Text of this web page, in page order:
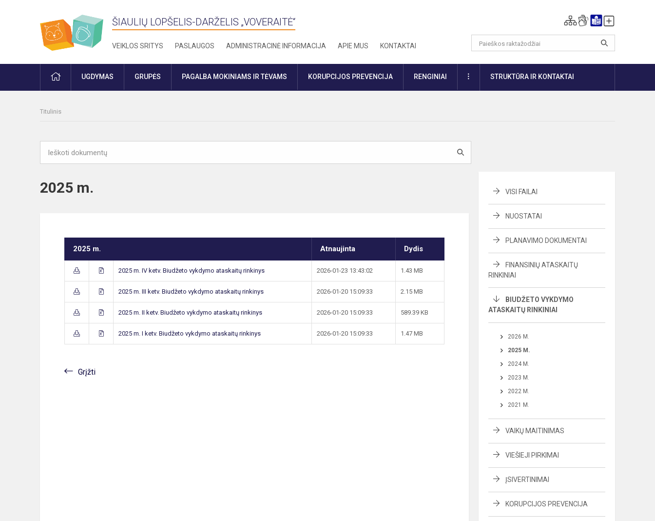
ŠIAULIŲ LOPŠELIS-DARŽELIS „VOVERAITĖ“
VEIKLOS SRITYS PASLAUGOS ADMINISTRACINĖ INFORMACIJA APIE MUS KONTAKTAI
PRADŽIAUGDYMAS GRUPĖS PAGALBA MOKINIAMS IR TĖVAMS KORUPCIJOS PREVENCIJA RENGINIAI DAUGIAUSTRUKTŪRA IR KONTAKTAI
Titulinis
2025 m.
2025 m. Atnaujinta Dydis
2025 m. IV ketv. Biudžeto vykdymo ataskaitų rinkinys 2026-01-23 13:43:02 1.43 MB
2025 m. III ketv. Biudžeto vykdymo ataskaitų rinkinys 2026-01-20 15:09:33 2.15 MB
2025 m. II ketv. Biudžeto vykdymo ataskaitų rinkinys 2026-01-20 15:09:33 589.39 KB
2025 m. I ketv. Biudžeto vykdymo ataskaitų rinkinys 2026-01-20 15:09:33 1.47 MB
Grįžti
VISI FAILAI
NUOSTATAI
PLANAVIMO DOKUMENTAI
FINANSINIŲ ATASKAITŲ
RINKINIAI
BIUDŽETO VYKDYMO
ATASKAITŲ RINKINIAI
2026 M.
2025 M.
2024 M.
2023 M.
2022 M.
2021 M.
VAIKŲ MAITINIMAS
VIEŠIEJI PIRKIMAI
ĮSIVERTINIMAI
KORUPCIJOS PREVENCIJA